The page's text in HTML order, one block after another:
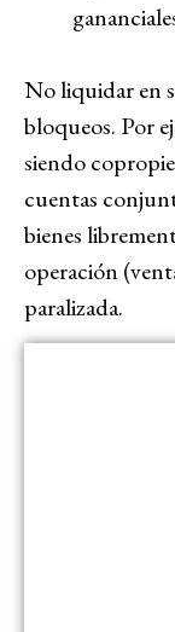
No liquidar en
bloqueos. Por
siendo
cuentas
bienes
operación
paralizada.